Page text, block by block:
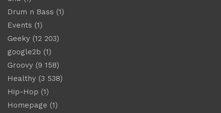
Drum n Bass (1)
Events (1)
Geeky (12 203)
google2b (1)
Groovy (9 158)
Healthy (3 538)
Hip-Hop (1)
Homepage (1)